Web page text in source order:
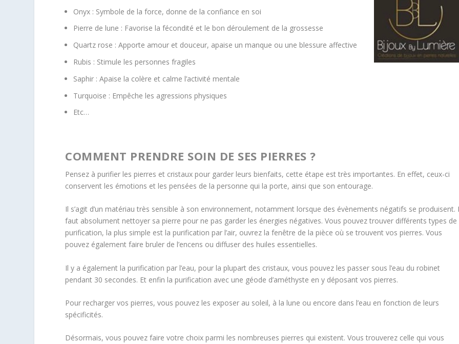
Onyx : Symbole de la force, donne de la confiance en soi
Pierre de lune : Favorise la fécondité et le bon déroulement de la grossesse
Quartz rose : Apporte amour et douceur, apaise un manque ou une blessure affective
Rubis : Stimule les personnes fragiles
Saphir : Apaise la colère et calme l’activité mentale
Turquoise : Empêche les agressions physiques
Etc…
COMMENT PRENDRE SOIN DE SES PIERRES ?
Pensez à purifier les pierres et cristaux pour garder leurs bienfaits, cette étape est très importantes. En effet, ceux-ci
conservent les émotions et les pensées de la personne qui la porte, ainsi que son entourage.
Il s’agit d’un matériau très sensible à son environnement, notamment lorsque des évènements négatifs se produisent.
faut absolument nettoyer sa pierre pour ne pas garder les énergies négatives. Vous pouvez trouver différents types de
purification, la plus simple est la purification par l’air, ouvrez la fenêtre de la pièce où se trouvent vos pierres. Vous
pouvez également faire bruler de l’encens ou diffuser des huiles essentielles.
Il y a également la purification par l’eau, pour la plupart des cristaux, vous pouvez les passer sous l’eau du robinet
pendant 30 secondes. Et enfin la purification avec une géode d’améthyste en y déposant vos pierres.
Pour recharger vos pierres, vous pouvez les exposer au soleil, à la lune ou encore dans l’eau en fonction de leurs
spécificités.
Désormais, vous pouvez faire votre choix parmi les nombreuses pierres qui existent. Vous trouverez celle qui vous